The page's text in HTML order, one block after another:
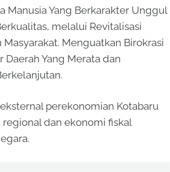
Manusia Yang Berkarakter Unggul
melalui Revitalisasi
Menguatkan Birokrasi
Yang Merata dan
perekonomian Kotabaru
dan ekonomi fiskal